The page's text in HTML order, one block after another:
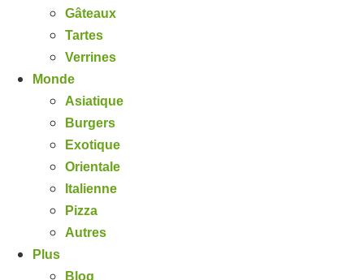
Gâteaux
Tartes
Verrines
Monde
Asiatique
Burgers
Exotique
Orientale
Italienne
Pizza
Autres
Plus
Blog